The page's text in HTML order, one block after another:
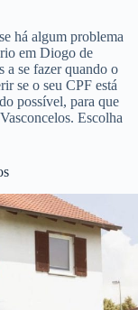
há algum problema
em Diogo de
a se fazer quando o
se o seu CPF está
possível, para que
Escolha